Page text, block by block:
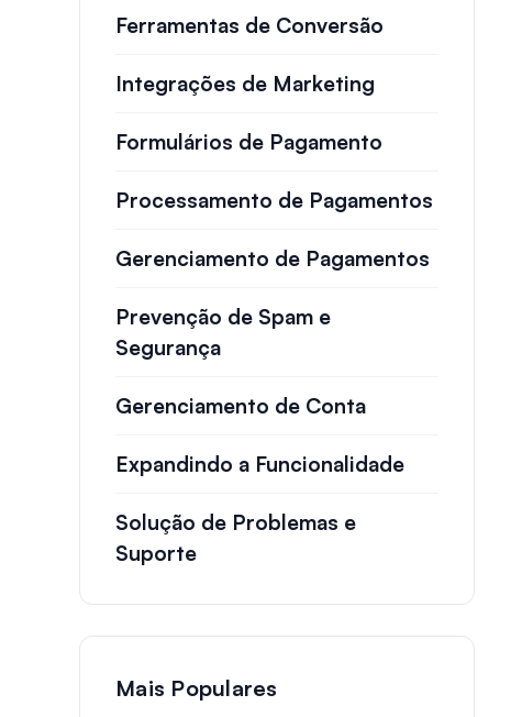
Ferramentas de Conversão
Integrações de Marketing
Formulários de Pagamento
Processamento de Pagamentos
Gerenciamento de Pagamentos
Prevenção de Spam e
Segurança
Gerenciamento de Conta
Expandindo a Funcionalidade
Solução de Problemas e
Suporte
Mais Populares